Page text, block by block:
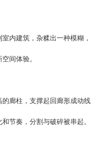
内建筑，杂糅出一种模糊，
间体验。
廊柱，支撑起回廊形成动线
节奏，分割与破碎被串起。